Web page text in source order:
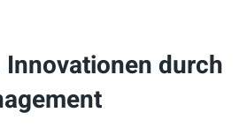
durch